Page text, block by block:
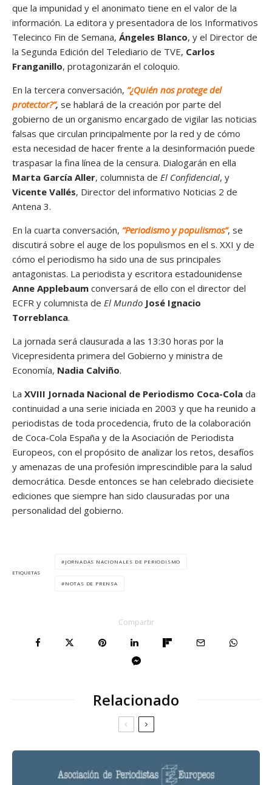
que la impunidad y el anonimato tiene en el valor de la
información. La editora y presentadora de los Informativos
Telecinco Fin de Semana, Ángeles Blanco, y el Director de
la Segunda Edición del Telediario de TVE, Carlos
Franganillo, protagonizarán el coloquio.
En la tercera conversación, ”¿Quién nos protege del
protector?”, se hablará de la creación por parte del
gobierno de un organismo encargado de vigilar las noticias
falsas que circulan principalmente por la red y de cómo
esta necesidad de hacer frente a la desinformación puede
traspasar la fina línea de la censura. Dialogarán en ella
Marta García Aller, columnista de El Confidencial, y
Vicente Vallés, Director del informativo Noticias 2 de
Antena 3.
En la cuarta conversación, “Periodismo y populismos”, se
discutirá sobre el auge de los populismos en el s. XXI y de
cómo el periodismo ha sido una de sus principales
antagonistas. La periodista y escritora estadounidense
Anne Applebaum conversará de ello con el director del
ECFR y columnista de El Mundo José Ignacio
Torreblanca.
La jornada será clausurada a las 13:30 horas por la
Vicepresidenta primera del Gobierno y ministra de
Economía, Nadia Calviño.
La XVIII Jornada Nacional de Periodismo Coca-Cola da
continuidad a una serie iniciada en 2003 y que ha reunido a
periodistas de toda procedencia, fruto de la colaboración
de Coca-Cola España y de la Asociación de Periodista
Europeos, con el propósito de analizar los retos, desafíos
y amenazas de una profesión imprescindible para la salud
democrática. Desde entonces se han celebrado diecisiete
ediciones que siempre han sido clausuradas por una
personalidad del gobierno.
ETIQUETAS
JORNADAS NACIONALES DE PERIODISMO
NOTAS DE PRENSA
Compartir
Relacionado